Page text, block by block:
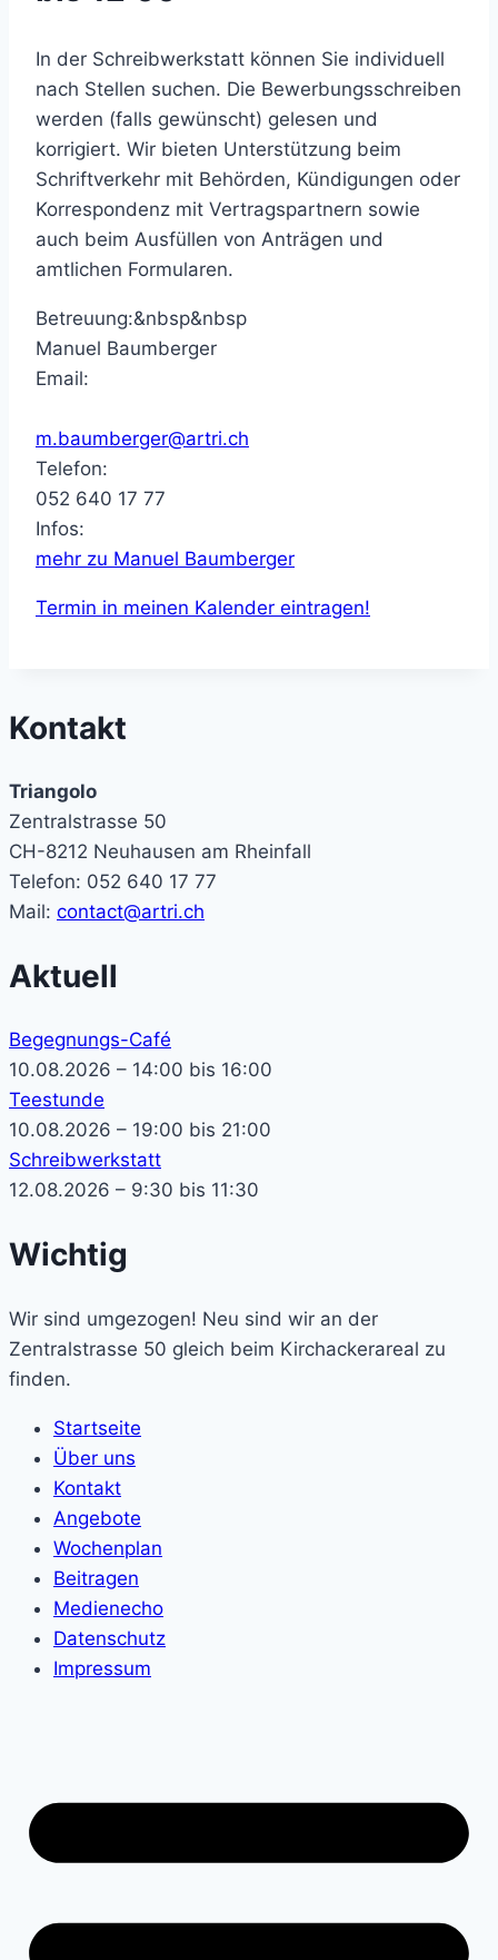
In der Schreibwerkstatt können Sie individuell
nach Stellen suchen. Die Bewerbungsschreiben
werden (falls gewünscht) gelesen und
korrigiert. Wir bieten Unterstützung beim
Schriftverkehr mit Behörden, Kündigungen oder
Korrespondenz mit Vertragspartnern sowie
auch beim Ausfüllen von Anträgen und
amtlichen Formularen.
Betreuung:&nbsp&nbsp
Manuel Baumberger
Email:
m.baumberger@artri.ch
Telefon:
052 640 17 77
Infos:
mehr zu Manuel Baumberger
Termin in meinen Kalender eintragen!
Kontakt
Triangolo
Zentralstrasse 50
CH-8212 Neuhausen am Rheinfall
Telefon: 052 640 17 77
Mail: contact@artri.ch
Aktuell
Begegnungs-Café
10.08.2026 – 14:00 bis 16:00
Teestunde
10.08.2026 – 19:00 bis 21:00
Schreibwerkstatt
12.08.2026 – 9:30 bis 11:30
Wichtig
Wir sind umgezogen! Neu sind wir an der
Zentralstrasse 50 gleich beim Kirchackerareal zu
finden.
Startseite
Über uns
Kontakt
Angebote
Wochenplan
Beitragen
Medienecho
Datenschutz
Impressum